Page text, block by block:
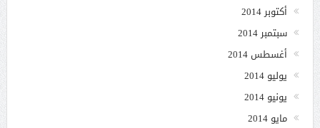
أكتوبر 2014
سبتمبر 2014
أغسطس 2014
يوليو 2014
يونيو 2014
مايو 2014